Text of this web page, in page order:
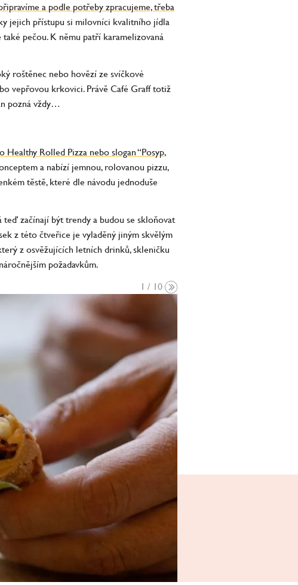
a podle potřeby zpracujeme, třeba
jejich přístupu si milovníci kvalitního jídla
pečou. K němu patří karamelizovaná
roštěnec nebo hovězí ze svíčkové
vepřovou krkovici. Právě Café Graff totiž
pozná vždy…
Rolled Pizza nebo slogan “Posyp,
a nabízí jemnou, rolovanou pizzu,
těstě, které dle návodu jednoduše
teď začínají být trendy a budou se skloňovat
z této čtveřice je vyladěný jiným skvělým
z osvěžujících letních drinků, skleničku
požadavkům.
1 / 10